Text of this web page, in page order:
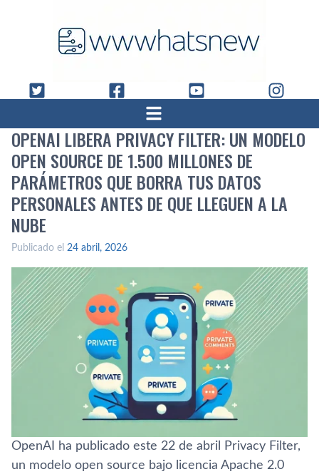
OPENAI LIBERA PRIVACY FILTER: UN MODELO
OPEN SOURCE DE 1.500 MILLONES DE
PARÁMETROS QUE BORRA TUS DATOS
PERSONALES ANTES DE QUE LLEGUEN A LA
NUBE
Publicado el 24 abril, 2026
OpenAI ha publicado este 22 de abril Privacy Filter,
un modelo open source bajo licencia Apache 2.0